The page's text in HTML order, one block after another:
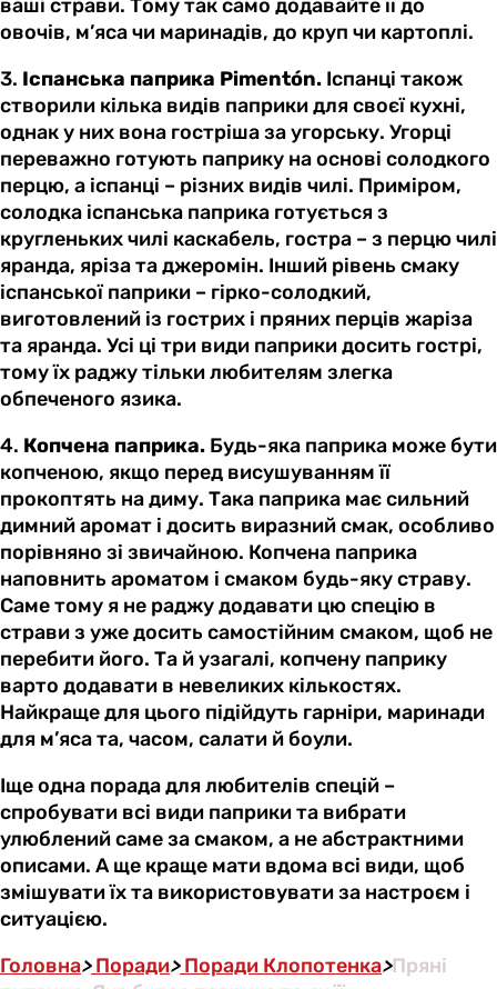
ваші страви. Тому так само додавайте її до
овочів, м’яса чи маринадів, до круп чи картоплі.
3. Іспанська паприка Pimentón. Іспанці також
створили кілька видів паприки для своєї кухні,
однак у них вона гостріша за угорську. Угорці
переважно готують паприку на основі солодкого
перцю, а іспанці – різних видів чилі. Приміром,
солодка іспанська паприка готується з
кругленьких чилі каскабель, гостра – з перцю чилі
яранда, яріза та джеромін. Інший рівень смаку
іспанської паприки – гірко-солодкий,
виготовлений із гострих і пряних перців жаріза
та яранда. Усі ці три види паприки досить гострі,
тому їх раджу тільки любителям злегка
обпеченого язика.
4. Копчена паприка. Будь-яка паприка може бути
копченою, якщо перед висушуванням її
прокоптять на диму. Така паприка має сильний
димний аромат і досить виразний смак, особливо
порівняно зі звичайною. Копчена паприка
наповнить ароматом і смаком будь-яку страву.
Саме тому я не раджу додавати цю спецію в
страви з уже досить самостійним смаком, щоб не
перебити його. Та й узагалі, копчену паприку
варто додавати в невеликих кількостях.
Найкраще для цього підійдуть гарніри, маринади
для м’яса та, часом, салати й боули.
Іще одна порада для любителів спецій –
спробувати всі види паприки та вибрати
улюблений саме за смаком, а не абстрактними
описами. А ще краще мати вдома всі види, щоб
змішувати їх та використовувати за настроєм і
ситуацією.
Головна>Поради>Поради Клопотенка>Пряні